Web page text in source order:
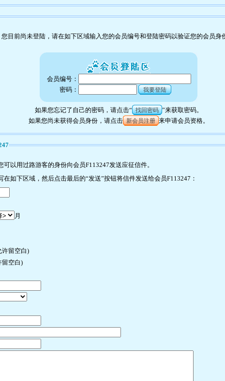
您目前尚未登陆，请在如下区域输入您的会员编号和登陆密码以验证您的会员身
会员编号：
密码：
我要登陆
如果您忘记了自己的密码，请点击“ 找回密码 ”来获取密码。
如果您尚未获得会员身份，请点击 新会员注册 来申请会员资格。
以用过路游客的身份向会员F113247发送应征信件。
如下区域，然后点击最后的“发送”按钮将信件发送给会员F113247：
月
许留空白)
留空白)